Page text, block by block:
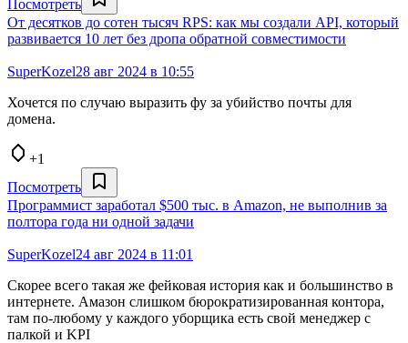
Посмотреть
От десятков до сотен тысяч RPS: как мы создали API, который
развивается 10 лет без дропа обратной совместимости
SuperKozel28 авг 2024 в 10:55
Хочется по случаю выразить фу за убийство почты для
домена.
+1
Посмотреть
Программист заработал $500 тыс. в Amazon, не выполнив за
полтора года ни одной задачи
SuperKozel24 авг 2024 в 11:01
Скорее всего такая же фейковая история как и большинство в
интернете. Амазон слишком бюрократизированная контора,
там по-любому у каждого уборщика есть свой менеджер с
палкой и KPI